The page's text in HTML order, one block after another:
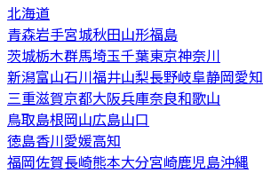
北海道
青森岩手宮城秋田山形福島
茨城栃木群馬埼玉千葉東京神奈川
新潟富山石川福井山梨長野岐阜静岡愛知
三重滋賀京都大阪兵庫奈良和歌山
鳥取島根岡山広島山口
徳島香川愛媛高知
福岡佐賀長崎熊本大分宮崎鹿児島沖縄